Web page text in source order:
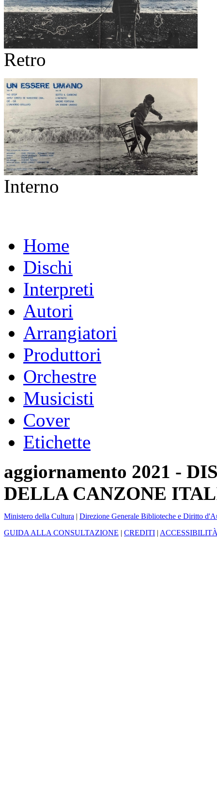
Retro
Interno
Home
Dischi
Interpreti
Autori
Arrangiatori
Produttori
Orchestre
Musicisti
Cover
Etichette
aggiornamento 2021 -
DELLA CANZONE
Ministero della Cultura | Direzione Generale Biblioteche e Diritto
GUIDA ALLA CONSULTAZIONE | CREDITI |